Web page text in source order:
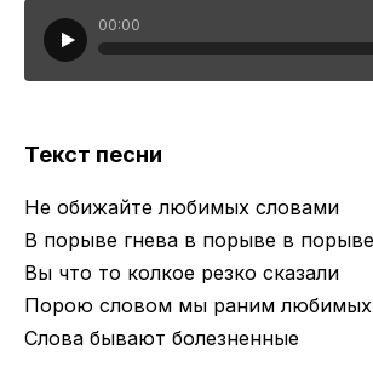
00:00
Текст песни
Не обижайте любимых словами
В порыве гнева в порыве в
Вы что то колкое резко сказали
Порою словом мы раним любимых
Слова бывают болезненные